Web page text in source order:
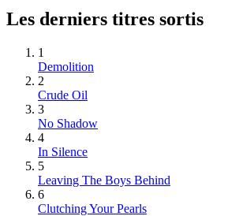
Les derniers titres sortis
1
Demolition
2
Crude Oil
3
No Shadow
4
In Silence
5
Leaving The Boys Behind
6
Clutching Your Pearls